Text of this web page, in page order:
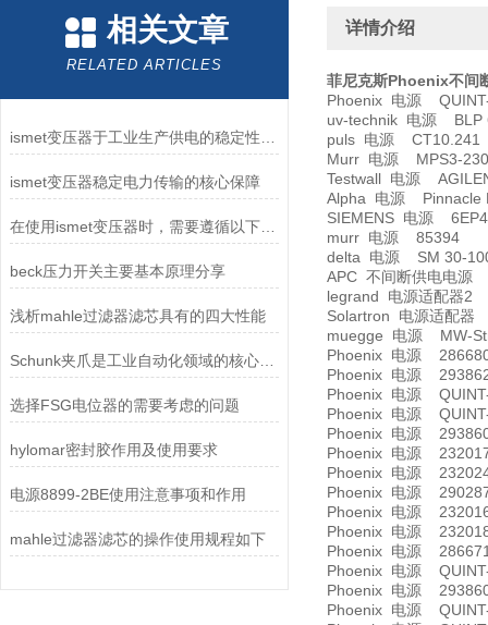
相关文章
RELATED ARTICLES
ismet变压器稳定电力传输的核心保障
在使用ismet变压器时，需要遵循以下要求
beck压力开关主要基本原理分享
浅析mahle过滤器滤芯具有的四大性能
Schunk夹爪是工业自动化领域的核心部件
选择FSG电位器的需要考虑的问题
hylomar密封胶作用及使用要求
电源8899-2BE使用注意事项和作用
mahle过滤器滤芯的操作使用规程如下
详情介绍
菲尼克斯Phoenix不间
Phoenix 电源
uv-technik 电源 BLP
puls 电源 CT10.241
Murr 电源 MPS3-
Testwall 电源
Alpha 电源 Pinnacle
SIEMENS 电源
murr 电源 85394
delta 电源 SM 30-
APC 不间断供电电源
legrand 电源适配器2
Solartron 电源适配器
muegge 电源 MW-
Phoenix 电源
Phoenix 电源
Phoenix 电源
Phoenix 电源
Phoenix 电源
Phoenix 电源
Phoenix 电源
Phoenix 电源
Phoenix 电源
Phoenix 电源
Phoenix 电源
Phoenix 电源 QUINT-
Phoenix 电源
Phoenix 电源